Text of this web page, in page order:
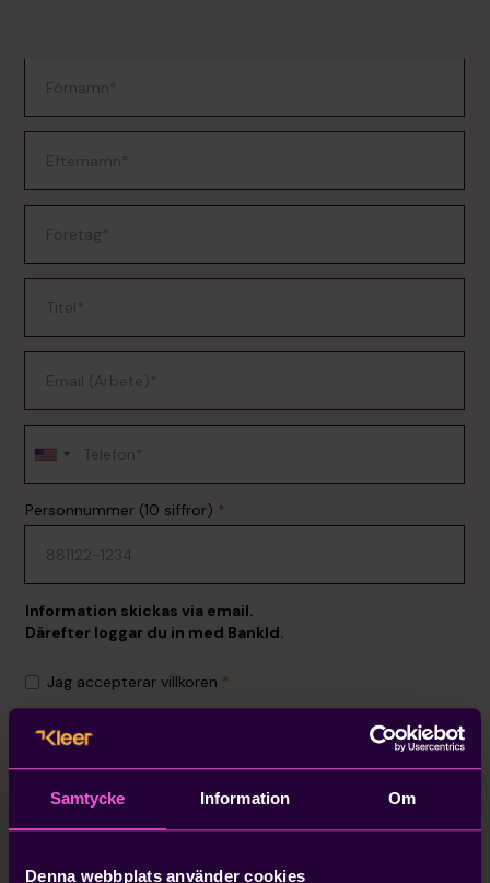
Samtycke Information Om
Denna webbplats använder cookies